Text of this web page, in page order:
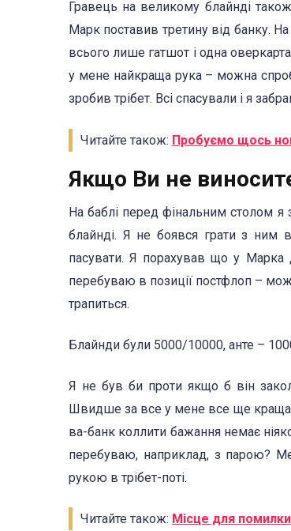
Гравець на великому блайнді
Марк поставив третину від банку.
всього лише гатшот і одна
у мене найкраща рука – можна
зробив трібет. Всі спасували і я
Читайте також: Пробуємо щось
Якщо Ви не
На баблі перед фінальним столом я
блайнді. Я не боявся грати з ним
пасувати. Я порахував що у
перебуваю в позиції постфлоп –
трапиться.
Блайнди були 5000/10000, анте –
Я не був би проти якщо б він
Швидше за все у мене все ще краща
ва-банк коллити бажання немає
перебуваю, наприклад, з парою?
рукою в трібет-поті.
Читайте також: Місце для